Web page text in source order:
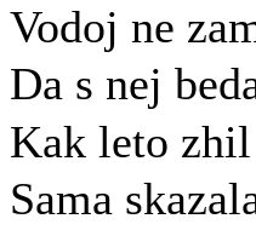
Vodoj ne
Da s nej
Kak leto
Sama